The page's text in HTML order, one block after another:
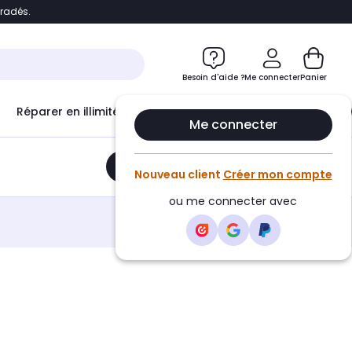
Accéder directement au chatbot
Besoin d'aide ?Me connecter
Me connecter
Nouveau client Créer mon compte
ou me connecter avec
Panier
Réparer en illimité avec Le Club Infinity
Ajouter au panier